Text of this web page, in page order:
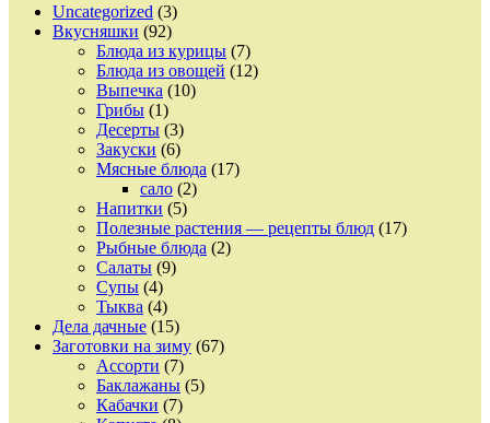
Uncategorized (3)
Вкусняшки (92)
Блюда из курицы (7)
Блюда из овощей (12)
Выпечка (10)
Грибы (1)
Десерты (3)
Закуски (6)
Мясные блюда (17)
сало (2)
Напитки (5)
Полезные растения — рецепты блюд (17)
Рыбные блюда (2)
Салаты (9)
Супы (4)
Тыква (4)
Дела дачные (15)
Заготовки на зиму (67)
Ассорти (7)
Баклажаны (5)
Кабачки (7)